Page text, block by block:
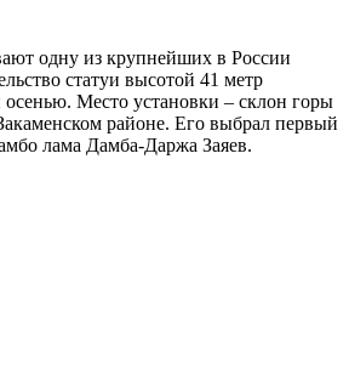
одну из крупнейших в России
статуи высотой 41 метр
Место установки – склон горы
районе. Его выбрал первый
лама Дамба-Даржа Заяев.